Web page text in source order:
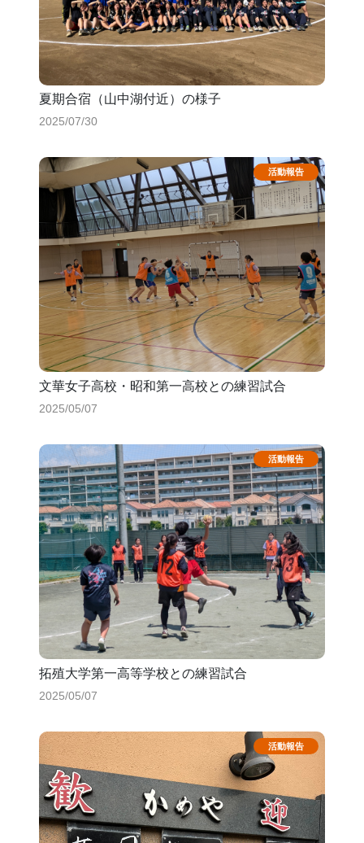
夏期合宿（山中湖付近）の様子
2025/07/30
文華女子高校・昭和第一高校との練習試合
2025/05/07
拓殖大学第一高等学校との練習試合
2025/05/07